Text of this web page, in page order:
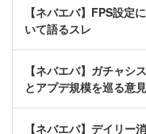
【ネバエバ】FPS設定
いて語るスレ
【ネバエバ】ガチャシ
とアプデ規模を巡る意
【ネバエバ】デイリー